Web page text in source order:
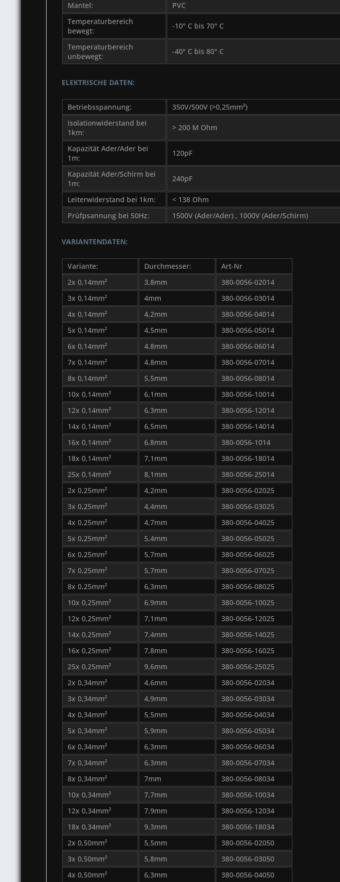
Mantel:
PVC
Temperaturbereich
bewegt:
-10° C bis 70° C
Temperaturbereich
unbewegt:
-40° C bis 80° C
ELEKTRISCHE DATEN:
Betriebsspannung:
350V/500V (>0,25mm²)
Isolationwiderstand bei
1km:
> 200 M Ohm
Kapazität Ader/Ader bei
1m:
120pF
Kapazität Ader/Schirm bei
1m:
240pF
Leiterwiderstand bei 1km:
< 138 Ohm
Prüfpsannung bei 50Hz:
1500V (Ader/Ader) , 1000V (Ader/Schirm)
VARIANTENDATEN:
Variante: Durchmesser:
Art-Nr
2x 0,14mm²
3,8mm
380-0056-02014
3x 0,14mm²
4mm
380-0056-03014
4x 0,14mm²
4,2mm
380-0056-04014
5x 0,14mm²
4,5mm
380-0056-05014
6x 0,14mm²
4,8mm
380-0056-06014
7x 0,14mm²
4,8mm
380-0056-07014
8x 0,14mm²
5,5mm
380-0056-08014
10x 0,14mm²
6,1mm
380-0056-10014
12x 0,14mm²
6,3mm
380-0056-12014
14x 0,14mm²
6,5mm
380-0056-14014
16x 0,14mm²
6,8mm
380-0056-1014
18x 0,14mm²
7,1mm
380-0056-18014
25x 0,14mm²
8,1mm
380-0056-25014
2x 0,25mm²
4,2mm
380-0056-02025
3x 0,25mm²
4,4mm
380-0056-03025
4x 0,25mm²
4,7mm
380-0056-04025
5x 0,25mm²
5,4mm
380-0056-05025
6x 0,25mm²
5,7mm
380-0056-06025
7x 0,25mm²
5,7mm
380-0056-07025
8x 0,25mm²
6,3mm
380-0056-08025
10x 0,25mm²
6,9mm
380-0056-10025
12x 0,25mm²
7,1mm
380-0056-12025
14x 0,25mm²
7,4mm
380-0056-14025
16x 0,25mm²
7,8mm
380-0056-16025
25x 0,25mm²
9,6mm
380-0056-25025
2x 0,34mm²
4,6mm
380-0056-02034
3x 0,34mm²
4,9mm
380-0056-03034
4x 0,34mm²
5,5mm
380-0056-04034
5x 0,34mm²
5,9mm
380-0056-05034
6x 0,34mm²
6,3mm
380-0056-06034
7x 0,34mm²
6,3mm
380-0056-07034
8x 0,34mm²
7mm
380-0056-08034
10x 0,34mm²
7,7mm
380-0056-10034
12x 0,34mm²
7,9mm
380-0056-12034
18x 0,34mm²
9,3mm
380-0056-18034
2x 0,50mm²
5,5mm
380-0056-02050
3x 0,50mm²
5,8mm
380-0056-03050
4x 0,50mm²
6,3mm 380-0056-04050